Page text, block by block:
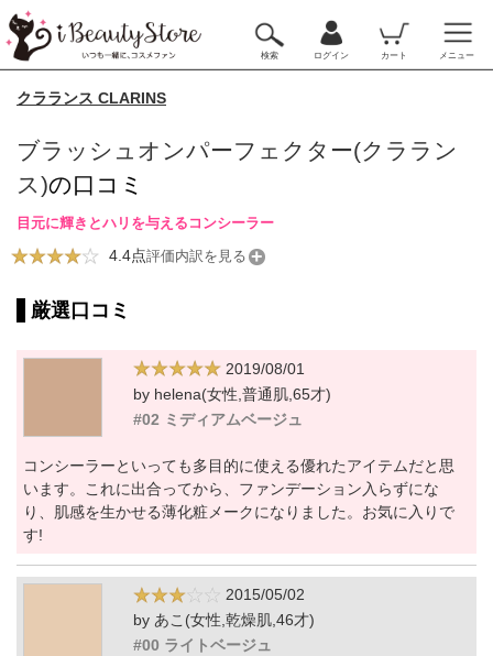
検索 ログイン カート メニュー
クラランス CLARINS
ブラッシュオンパーフェクター(クララン
ス)の口コミ
目元に輝きとハリを与えるコンシーラー
4.4点評価内訳を見る
厳選口コミ
2019/08/01
by helena(女性,普通肌,65才)
#02 ミディアムベージュ
コンシーラーといっても多目的に使える優れたアイテムだと思
います。これに出合ってから、ファンデーション入らずにな
り、肌感を生かせる薄化粧メークになりました。お気に入りで
す!
2015/05/02
by あこ(女性,乾燥肌,46才)
#00 ライトベージュ